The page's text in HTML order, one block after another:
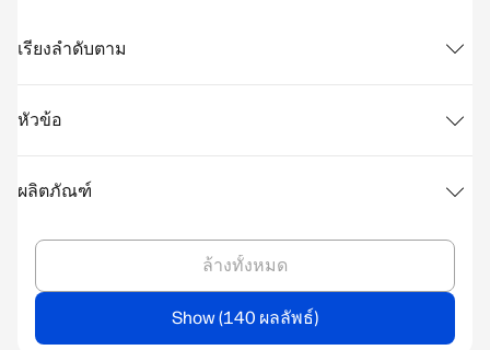
เรียงลำดับตาม
หัวข้อ
ผลิตภัณฑ์
ล้างทั้งหมด
Show